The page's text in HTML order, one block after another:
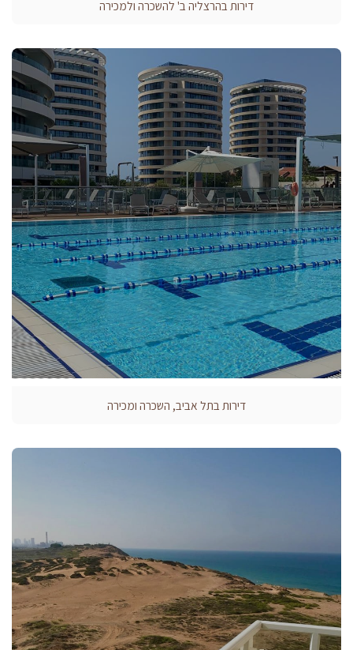
דירות בהרצליה ב' להשכרה ולמכירה
דירות בתל אביב, השכרה ומכירה